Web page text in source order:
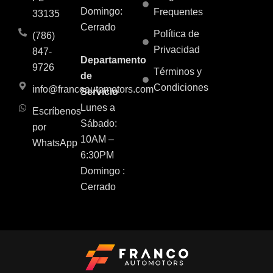
33135
(786)
847-
9726
info@francoautomotors.com
Escríbenos
por
WhatsApp
Domingo:
Cerrado
Departamento
de
Servicio
Lunes a
Sábado:
10AM –
6:30PM
Domingo :
Cerrado
Frequentes
Política de
Privacidad
Términos y
Condiciones